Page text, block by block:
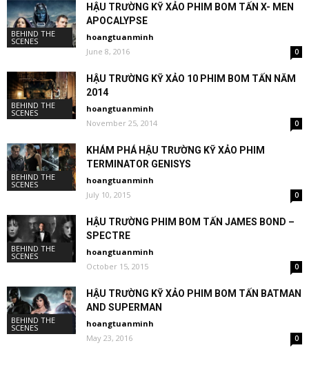
BEHIND THE
SCENES
HẬU TRƯỜNG KỸ XẢO PHIM BOM TẤN X- MEN
APOCALYPSE
hoangtuanminh
June 8, 2016
0
BEHIND THE
SCENES
HẬU TRƯỜNG KỸ XẢO 10 PHIM BOM TẤN NĂM
2014
hoangtuanminh
November 25, 2014
0
BEHIND THE
SCENES
KHÁM PHÁ HẬU TRƯỜNG KỸ XẢO PHIM
TERMINATOR GENISYS
hoangtuanminh
July 10, 2015
0
BEHIND THE
SCENES
HẬU TRƯỜNG PHIM BOM TẤN JAMES BOND –
SPECTRE
hoangtuanminh
October 15, 2015
0
BEHIND THE
SCENES
HẬU TRƯỜNG KỸ XẢO PHIM BOM TẤN BATMAN
AND SUPERMAN
hoangtuanminh
May 23, 2016
0